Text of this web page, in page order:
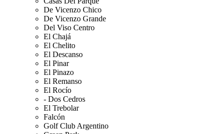
De Vicenzo Chico
De Vicenzo Grande
Del Viso Centro
El Chajá
El Chelito
El Descanso
El Pinar
El Pinazo
El Remanso
El Rocío
- Dos Cedros
El Trebolar
Falcón
Golf Club Argentino